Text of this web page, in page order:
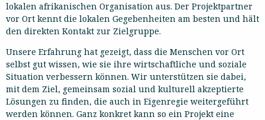
lokalen afrikanischen Organisation aus. Der Projektpartner
vor Ort kennt die lokalen Gegebenheiten am besten und hält
den direkten Kontakt zur Zielgruppe.
Unsere Erfahrung hat gezeigt, dass die Menschen vor Ort
selbst gut wissen, wie sie ihre wirtschaftliche und soziale
Situation verbessern können. Wir unterstützen sie dabei,
mit dem Ziel, gemeinsam sozial und kulturell akzeptierte
Lösungen zu finden, die auch in Eigenregie weitergeführt
werden können. Ganz konkret kann so ein Projekt eine